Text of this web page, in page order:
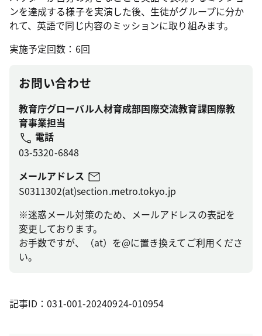
ンを達成する様子を実演した後、生徒がグループに分か
れて、英語で同じ内容のミッションに取り組みます。
実施予定回数：6回
お問い合わせ
教育庁グローバル人材育成部国際交流教育課国際教
育事業担当
電話
03-5320-6848
メールアドレス
S0311302(at)section.metro.tokyo.jp
※迷惑メール対策のため、メールアドレスの表記を
変更しております。
お手数ですが、（at）を@に置き換えてご利用くださ
い。
記事ID：031-001-20240924-010954